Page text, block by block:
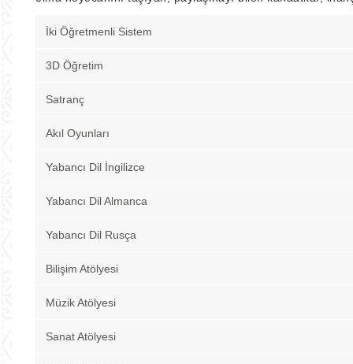
İki Öğretmenli Sistem
3D Öğretim
Satranç
Akıl Oyunları
Yabancı Dil İngilizce
Yabancı Dil Almanca
Yabancı Dil Rusça
Bilişim Atölyesi
Müzik Atölyesi
Sanat Atölyesi